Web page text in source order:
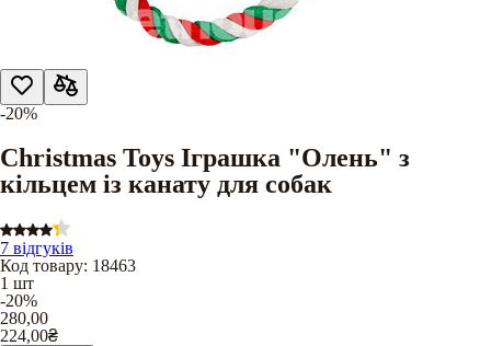
-20%
Christmas Toys Іграшка "Олень" з
кільцем із канату для собак
7 відгуків
Код товару: 18463
1 шт
-20%
280,00
224,00₴